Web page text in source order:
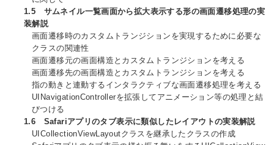
1.5 サムネイル一覧画面から拡大表示する形の画面遷移処理の実
装解説
画面遷移時のカスタムトランジションを実現するために必要な
クラスの関連性
画面遷移元の画面構造とカスタムトランジションを考える
画面遷移先の画面構造とカスタムトランジションを考える
指の動きと連動するインタラクティブな画面遷移処理を考える
UINavigationControllerを拡張してアニメーション等の処理と結
びつける
1.6 Safariアプリのタブ表示に類似したレイアウトの実装解説
UICollectionViewLayoutクラスを継承したクラスの作成